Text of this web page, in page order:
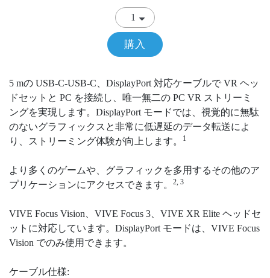
購入
5 mの USB-C-USB-C、DisplayPort 対応ケーブルで VR ヘッ
ドセットと PC を接続し、唯一無二の PC VR ストリーミ
ングを実現します。DisplayPort モードでは、視覚的に無駄
のないグラフィックスと非常に低遅延のデータ転送によ
り、ストリーミング体験が向上します。
1
より多くのゲームや、グラフィックを多用するその他のア
プリケーションにアクセスできます。
2, 3
VIVE Focus Vision、VIVE Focus 3、VIVE XR Elite ヘッドセ
ットに対応しています。DisplayPort モードは、VIVE Focus
Vision でのみ使用できます。
ケーブル仕様: